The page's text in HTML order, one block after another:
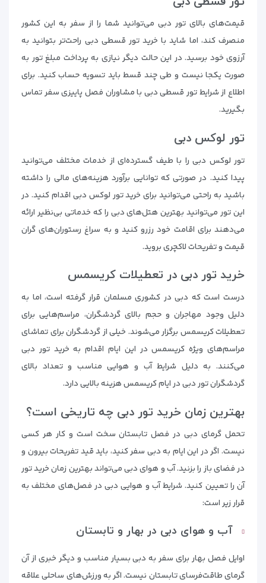
قیمت‌های بالای تور دبی می‌توانید شما را از سفر به این کشور
منصرف کند، اما شاید با خرید تور قسطی دبی راحت‌تر بتوانید به
آرزوی خود برسید. در این حالت دیگر نیازی به پرداخت مبلغ تور به
صورت یکجا نیست و طی چند قسط باید تسویه حساب کنید. برای
اطلاع از شرایط تور قسطی دبی با مشاوران فصل پاییزی سفر تماس
بگیرید.
تور لوکس دبی
تور لوکس دبی را با طیف گسترده‌ای از خدمات مختلف می‌توانید
پیدا کنید. در صورتی که توانایی برآورد هزینه‌های مالی را داشته
باشید به راحتی می‌توانید برای خرید تور لوکس دبی اقدام کنید. در
این تور می‌توانید بهترین هتل‌های دبی را که خدماتی بی‌نظیر ارائه
می‌دهند برای اقامت خود رزرو کنید و به سراغ رستوران‌های گران
قیمت و تفریحات لاکچری بروید.
خرید تور دبی در تعطیلات کریسمس
درست است که دبی در کشوری مسلمان قرار گرفته است، اما به
دلیل وجود مهاجران و حجم بالای گردشگران، مراسم‌هایی برای
تعطیلات کریسمس برگزار می‌شوند. خیلی از گردشگران برای تماشای
مراسم‌های ویژه کریسمس در این ایام اقدام به خرید تور دبی
می‌کنند. به دلیل شرایط آب و هوایی مناسب و تعداد بالای
گردشگران تور دبی در ایام کریسمس هزینه بالایی دارد.
بهترین زمان خرید تور دبی چه تاریخی است؟
تحمل گرمای دبی در فصل تابستان سخت است و کار هر کسی
نیست. اگر در این ایام به دبی سفر کنید، باید قید تفریحات بیرون و
در فضای باز را بزنید. آب و هوای دبی می‌تواند بهترین زمان خرید تور
آن را تعیین کنید. شرایط آب و هوایی دبی در فصل‌های مختلف به
قرار زیر است:
آب و هوای دبی در بهار و تابستان
اوایل فصل بهار برای سفر به دبی بسیار مناسب و دیگر خبری از آن
گرمای طاقت‌فرسای تابستان نیست. اگر به ورزش‌های ساحلی علاقه